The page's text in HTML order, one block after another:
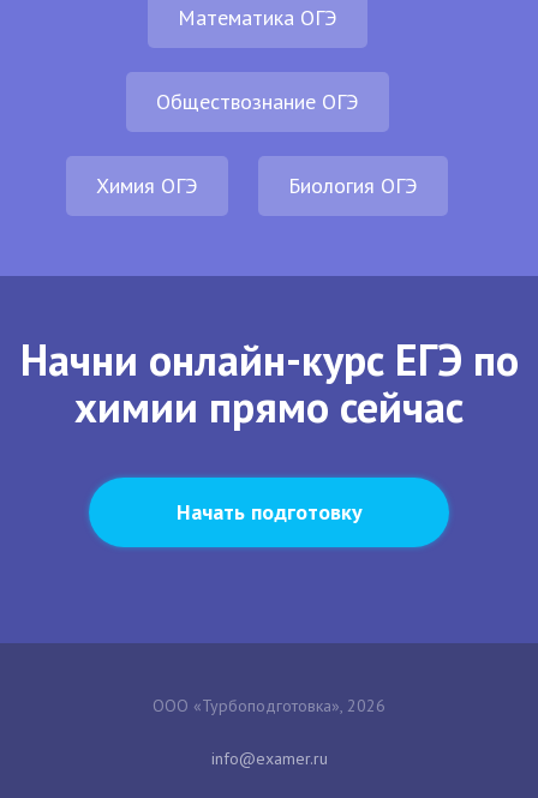
Математика ОГЭ
Обществознание ОГЭ
Химия ОГЭ Биология ОГЭ
Начни онлайн-курс ЕГЭ по
химии прямо сейчас
Начать подготовку
ООО «Турбоподготовка», 2026